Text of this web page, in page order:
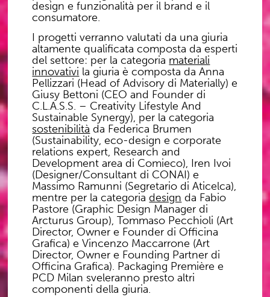
design e funzionalità per il brand e il
consumatore.
I progetti verranno valutati da unagiuria
altamente qualificatacomposta da esperti
del settore: per la categoria materiali
innovativi la giuria è composta daAnna
Pellizzari (Head of Advisory di Materially) e
Giusy Bettoni (CEO and Founder di
C.L.A.S.S. – Creativity Lifestyle And
Sustainable Synergy), per la categoria
sostenibilità da Federica Brumen
(Sustainability, eco-design e corporate
relations expert, Research and
Development area di Comieco), Iren Ivoi
(Designer/Consultant di CONAI) e
Massimo Ramunni (Segretario di Aticelca),
mentre per la categoriadesign da Fabio
Pastore (Graphic Design Manager di
Arcturus Group),Tommaso Pecchioli (Art
Director, Owner e Founder di Officina
Grafica) eVincenzo Maccarrone (Art
Director, Owner e Founding Partner di
Officina Grafica). Packaging Première e
PCD Milan sveleranno presto altri
componenti della giuria.